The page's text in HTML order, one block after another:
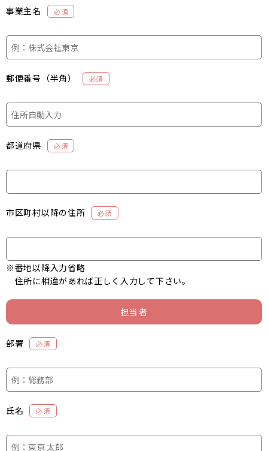
事業主名 必須
郵便番号（半角） 必須
都道府県 必須
市区町村以降の住所 必須
※番地以降入力省略
住所に相違があれば正しく入力して下さい。
担当者
部署 必須
氏名 必須